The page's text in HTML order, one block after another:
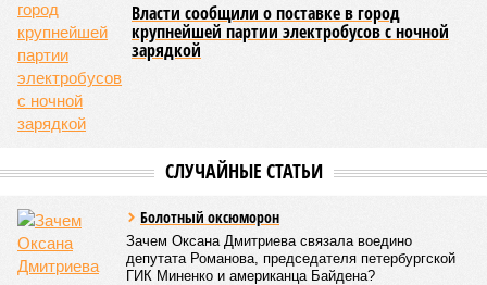
Власти сообщили о поставке в город
крупнейшей партии электробусов с ночной
зарядкой
СЛУЧАЙНЫЕ СТАТЬИ
Болотный оксюморон
Зачем Оксана Дмитриева связала воедино
депутата Романова, председателя петербургской
ГИК Миненко и американца Байдена?